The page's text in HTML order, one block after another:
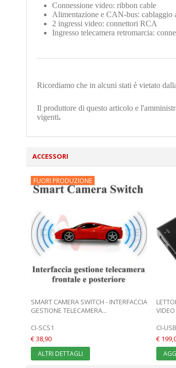
Connessione video: ribbon cable
Alimentazione e CAN-bus: cablaggio
2 ingressi video: connettori RCA
Ingresso telecamera retromarcia:
Ricordiamo che in alcuni stati è vietato
Il produttore di questo articolo e
vigenti.
ACCESSORI
FUORI PRODUZIONE
SMART CAMERA SWITCH - INTERFACCIA
GESTIONE TELECAMERA...
CI-SCS1
€ 38,90
ALTRI DETTAGLI
CI-
€